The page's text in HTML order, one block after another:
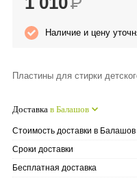
Green Minds
Наличие и цену
Пластины для стирки
Доставка в Балашов
Стоимость доставки в Балашов
Сроки доставки
Бесплатная доставка